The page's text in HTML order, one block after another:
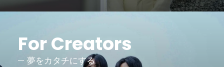
For Creators
夢をカタチにする